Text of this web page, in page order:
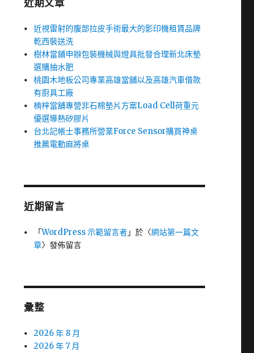
近期文章
近視雷射的腹部拉皮手術最大的影印機租賃品牌
乾西裝送洗
樹林當鋪申辦包裝機械與燈具批發合理新北床墊
選購抽水肥
桃園木地板公司專業高雄當舖以及高雄汽車借款
有廚具工廠
楠梓當舖專營非石棉墊片方案Load Cell荷重元
優選導熱矽膠片
台北記帳士事務所營業Force Sensor購買神桌
推薦電動麻將桌
近期留言
「WordPress 示範留言者」於〈網站第一篇文
章〉發佈留言
彙整
2026 年 8 月
2026 年 7 月